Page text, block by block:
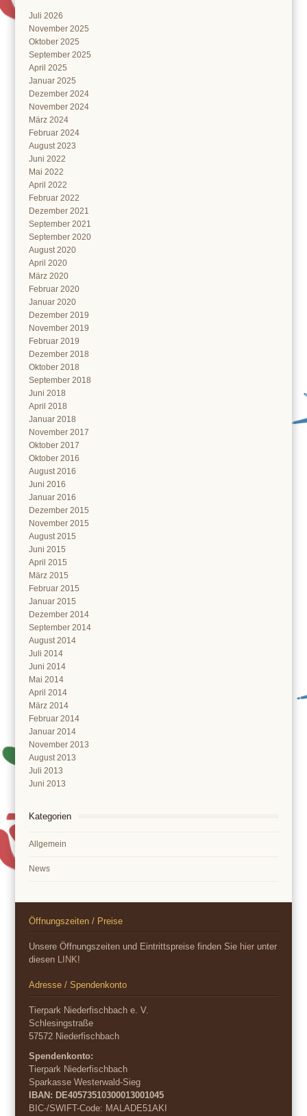
Juli 2026
November 2025
Oktober 2025
September 2025
April 2025
Januar 2025
Dezember 2024
November 2024
März 2024
Februar 2024
August 2023
Juni 2022
Mai 2022
April 2022
Februar 2022
Dezember 2021
September 2021
September 2020
August 2020
April 2020
März 2020
Februar 2020
Januar 2020
Dezember 2019
November 2019
Februar 2019
Dezember 2018
Oktober 2018
September 2018
Juni 2018
April 2018
Januar 2018
November 2017
Oktober 2017
Oktober 2016
August 2016
Juni 2016
Januar 2016
Dezember 2015
November 2015
August 2015
Juni 2015
April 2015
März 2015
Februar 2015
Januar 2015
Dezember 2014
September 2014
August 2014
Juli 2014
Juni 2014
Mai 2014
April 2014
März 2014
Februar 2014
Januar 2014
November 2013
August 2013
Juli 2013
Juni 2013
Kategorien
Allgemein
News
Öffnungszeiten / Preise
Unsere Öffnungszeiten und Eintrittspreise finden Sie hier unter
diesen LINK!
Adresse / Spendenkonto
Tierpark Niederfischbach e. V.
Schlesingstraße
57572 Niederfischbach
Spendenkonto:
Tierpark Niederfischbach
Sparkasse Westerwald-Sieg
IBAN: DE40573510300013001045
BIC-/SWIFT-Code: MALADE51AKI